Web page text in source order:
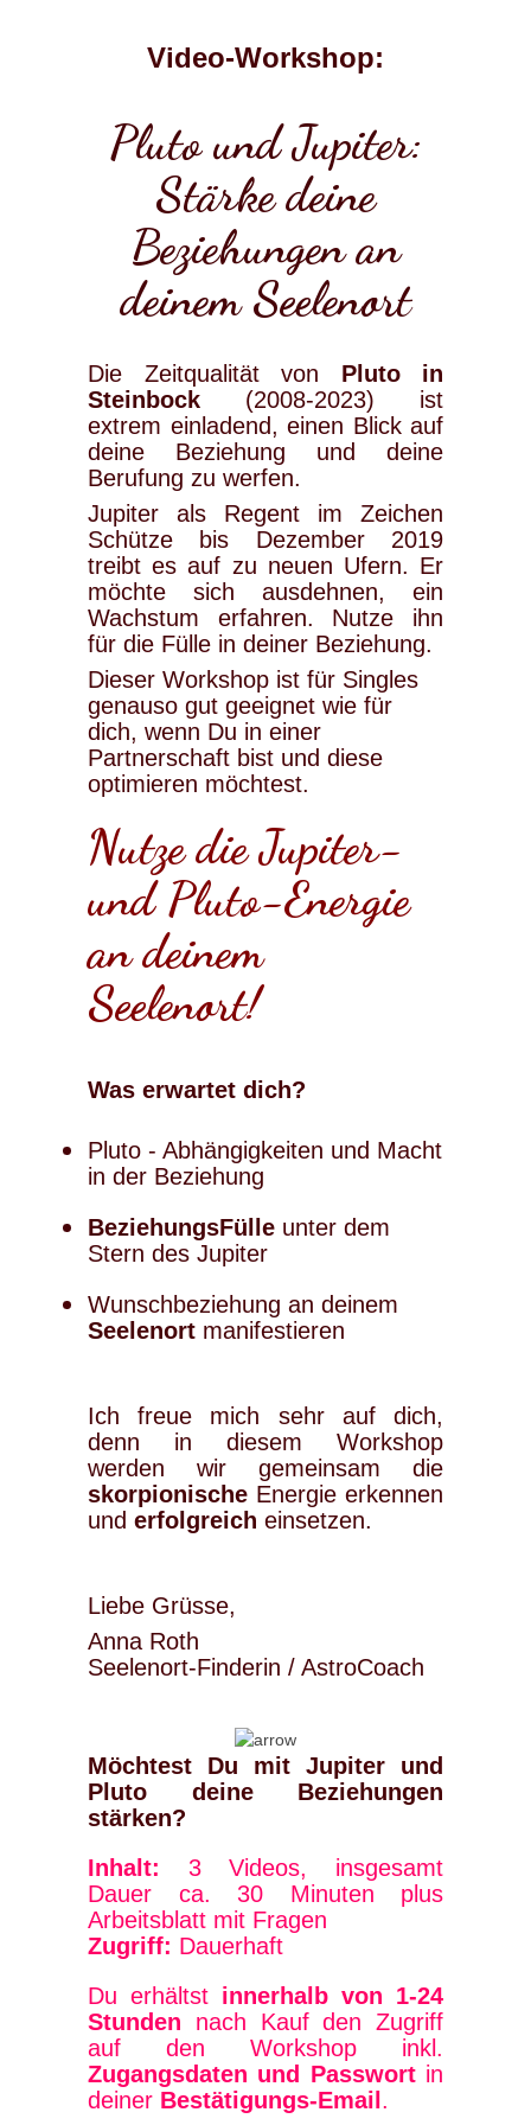
Video-Workshop:
Pluto und Jupiter:
Stärke deine
Beziehungen an
deinem Seelenort
Die Zeitqualität von Pluto in
Steinbock (2008-2023) ist
extrem einladend, einen Blick auf
deine Beziehung und deine
Berufung zu werfen.
Jupiter als Regent im Zeichen
Schütze bis Dezember 2019
treibt es auf zu neuen Ufern. Er
möchte sich ausdehnen, ein
Wachstum erfahren. Nutze ihn
für die Fülle in deiner Beziehung.
Dieser Workshop ist für Singles
genauso gut geeignet wie für
dich, wenn Du in einer
Partnerschaft bist und diese
optimieren möchtest.
Nutze die Jupiter-
und Pluto-Energie
an deinem
Seelenort!
Was erwartet dich?
Pluto - Abhängigkeiten und Macht
in der Beziehung
BeziehungsFülle unter dem
Stern des Jupiter
Wunschbeziehung an deinem
Seelenort manifestieren
Ich freue mich sehr auf dich,
denn in diesem Workshop
werden wir gemeinsam die
skorpionische Energie erkennen
und erfolgreich einsetzen.
Liebe Grüsse,
Anna Roth
Seelenort-Finderin / AstroCoach
Möchtest Du mit Jupiter und
Pluto deine Beziehungen
stärken?
Inhalt: 3 Videos, insgesamt
Dauer ca. 30 Minuten plus
Arbeitsblatt mit Fragen
Zugriff: Dauerhaft
Du erhältst innerhalb von 1-24
Stunden nach Kauf den Zugriff
auf den Workshop inkl.
Zugangsdaten und Passwortin
deiner Bestätigungs-Email .